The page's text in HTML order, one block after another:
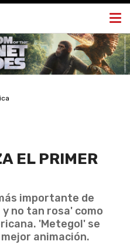
EL PRIMER
importante de
y no tan rosa' como
'Metegol' se
animación.